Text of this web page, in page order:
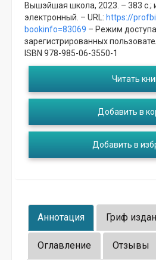
Вышэйшая школа, 2023. – 383 с.;
электронный. – URL: https://
bookinfo=83069 – Режим
зарегистрированных
ISBN 978-985-06-3550-1
Читать
Добавить в
Добавить в
Аннотация Гриф
Оглавление Отзывы